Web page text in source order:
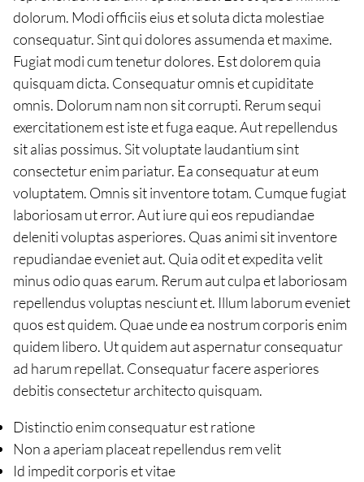
dolorum. Modi officiis eius et soluta dicta molestiae
consequatur. Sint qui dolores assumenda et maxime.
Fugiat modi cum tenetur dolores. Est dolorem quia
quisquam dicta. Consequatur omnis et cupiditate
omnis. Dolorum nam non sit corrupti. Rerum sequi
exercitationem est iste et fuga eaque. Aut repellendus
sit alias possimus. Sit voluptate laudantium sint
consectetur enim pariatur. Ea consequatur at eum
voluptatem. Omnis sit inventore totam. Cumque fugiat
laboriosam ut error. Aut iure qui eos repudiandae
deleniti voluptas asperiores. Quas animi sit inventore
repudiandae eveniet aut. Quia odit et expedita velit
minus odio quas earum. Rerum aut culpa et laboriosam
repellendus voluptas nesciunt et. Illum laborum eveniet
quos est quidem. Quae unde ea nostrum corporis enim
quidem libero. Ut quidem aut aspernatur consequatur
ad harum repellat. Consequatur facere asperiores
debitis consectetur architecto quisquam.
Distinctio enim consequatur est ratione
Non a aperiam placeat repellendus rem velit
Id impedit corporis et vitae